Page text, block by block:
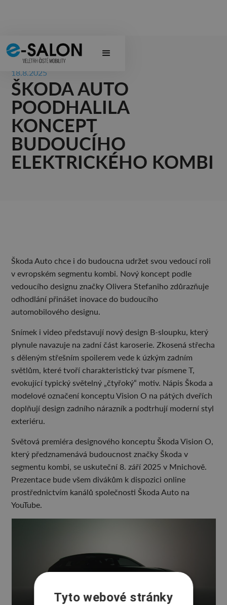
18.8.2025
ŠKODA AUTO
POODHALILA
KONCEPT
BUDOUCÍHO
ELEKTRICKÉHO KOMBI
Škoda Auto chce i do budoucna udržet svou vedoucí roli
v evropském segmentu kombi. Nový koncept podle
vedoucího designu značky Olivera Stefaniho zdůrazňuje
odhodlání přinášet inovace do budoucího
automobilového designu.
Snímek i video představují nový design B-sloupku, který
plynule navazuje na zadní část karoserie. Zkosená střecha
s děleným střešním spoilerem vede k úzkým zadním
světlům, které tvoří charakteristický tvar písmene T,
evokující typický světelný „čtyřoký“ motiv. Nápis Škoda a
modelové označení konceptu Vision O na pátých dveřích
doplňují design zadního nárazník a podtrhují moderní styl
exteriéru.
Světová premiéra designového konceptu Škoda Vision O,
který předznamenává budoucnost značky Škoda v
segmentu kombi, se uskuteční 8. září 2025 v Mnichově.
Prezentace bude všem divákům k dispozici online
prostřednictvím kanálů společnosti Škoda Auto na
YouTube.
Tyto webové stránky